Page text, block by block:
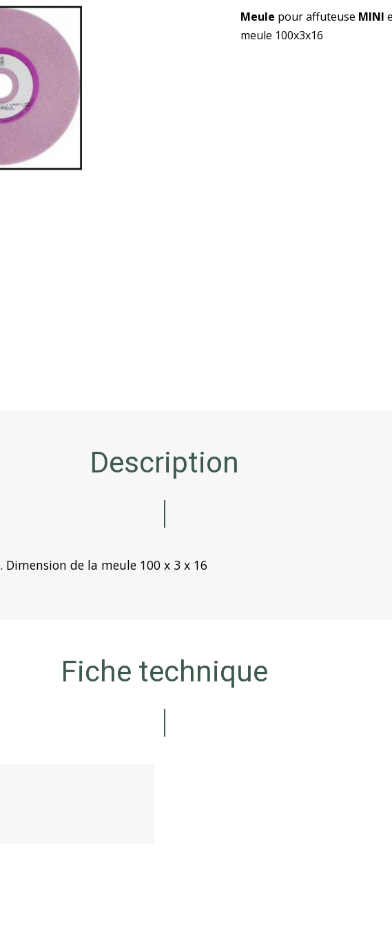
Meule pour affuteuse MINI
meule 100x3x16
Description
. Dimension de la meule 100 x 3 x 16
Fiche technique